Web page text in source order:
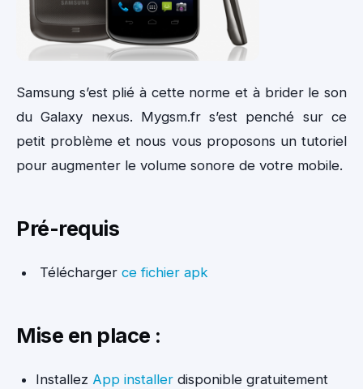
Samsung s’est plié à cette norme et à brider le son
du Galaxy nexus. Mygsm.fr s’est penché sur ce
petit problème et nous vous proposons un tutoriel
pour augmenter le volume sonore de votre mobile.
Pré-requis
Télécharger ce fichier apk
Mise en place :
Installez App installer disponible gratuitement